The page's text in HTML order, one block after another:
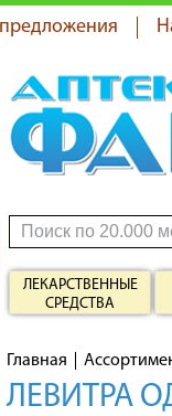
ЛЕКАРСТВЕННЫЕ
СРЕДСТВА
Главная
ЛЕВИТРА